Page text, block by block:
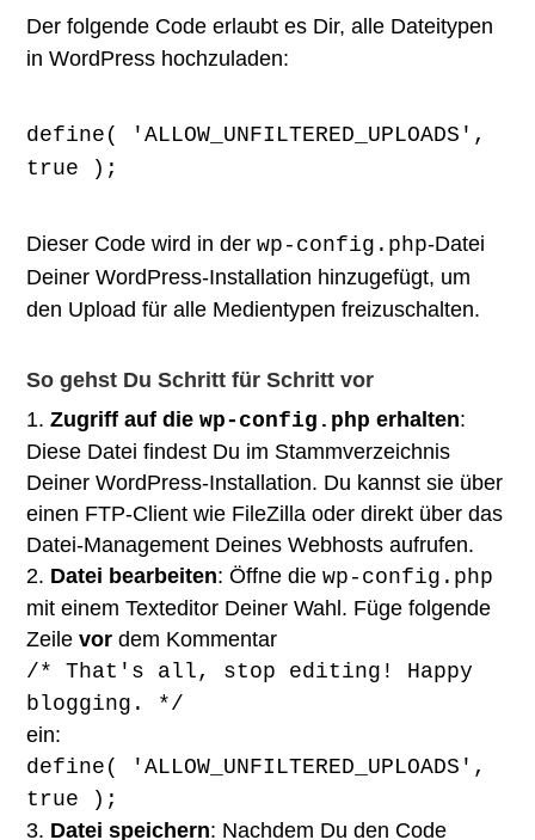
Der folgende Code erlaubt es Dir, alle Dateitypen
in WordPress hochzuladen:
define( 'ALLOW_UNFILTERED_UPLOADS',
true );
Dieser Code wird in derwp-config.php-Datei
Deiner WordPress-Installation hinzugefügt, um
den Upload für alle Medientypen freizuschalten.
So gehst Du Schritt für Schritt vor
Zugriff auf diewp-config.php erhalten:
Diese Datei findest Du im Stammverzeichnis
Deiner WordPress-Installation. Du kannst sie über
einen FTP-Client wie FileZilla oder direkt über das
Datei-Management Deines Webhosts aufrufen.
Datei bearbeiten: Öffne diewp-config.php
mit einem Texteditor Deiner Wahl. Füge folgende
Zeilevor dem Kommentar
/* That's all, stop editing! Happy
blogging. */
ein:
define( 'ALLOW_UNFILTERED_UPLOADS',
true );
Datei speichern: Nachdem Du den Code